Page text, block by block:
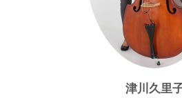
津川久里